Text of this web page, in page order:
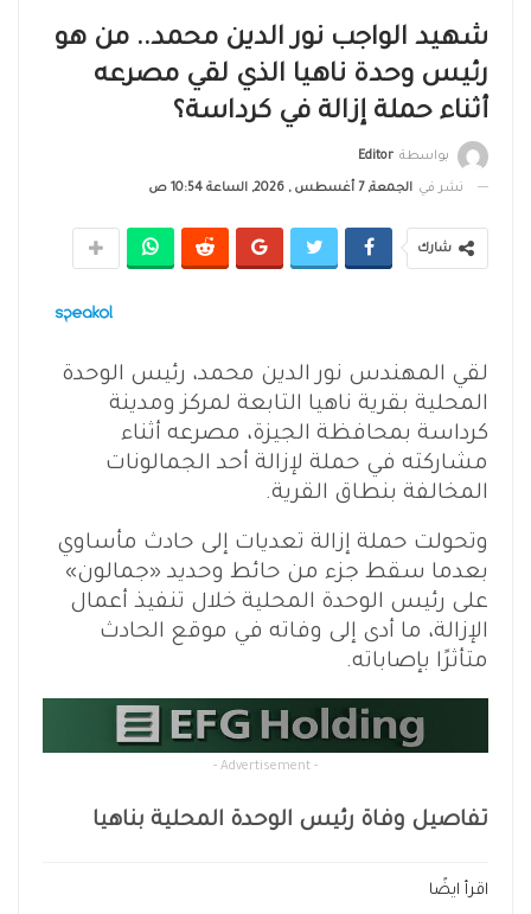
شهيد الواجب نور الدين محمد.. من هو
رئيس وحدة ناهيا الذي لقي مصرعه
أثناء حملة إزالة في كرداسة؟
بواسطة Editor
نشر في الجمعة, 7 أغسطس , 2026, الساعة 10:54 ص
شارك
لقي المهندس نور الدين محمد، رئيس الوحدة
المحلية بقرية ناهيا التابعة لمركز ومدينة
كرداسة بمحافظة الجيزة، مصرعه أثناء
مشاركته في حملة لإزالة أحد الجمالونات
المخالفة بنطاق القرية.
وتحولت حملة إزالة تعديات إلى حادث مأساوي
بعدما سقط جزء من حائط وحديد «جمالون»
على رئيس الوحدة المحلية خلال تنفيذ أعمال
الإزالة، ما أدى إلى وفاته في موقع الحادث
متأثرًا بإصاباته.
- Advertisement -
تفاصيل وفاة رئيس الوحدة المحلية بناهيا
اقرأ ايضًا